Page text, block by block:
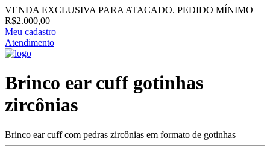
VENDA EXCLUSIVA PARA ATACADO. PEDIDO MÍNIMO
R$2.000,00
Meu cadastro
Atendimento
Brinco ear cuff gotinhas
zircônias
Brinco ear cuff com pedras zircônias em formato de gotinhas